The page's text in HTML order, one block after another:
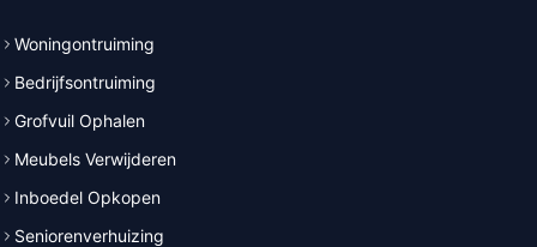
Woningontruiming
Bedrijfsontruiming
Grofvuil Ophalen
Meubels Verwijderen
Inboedel Opkopen
Seniorenverhuizing